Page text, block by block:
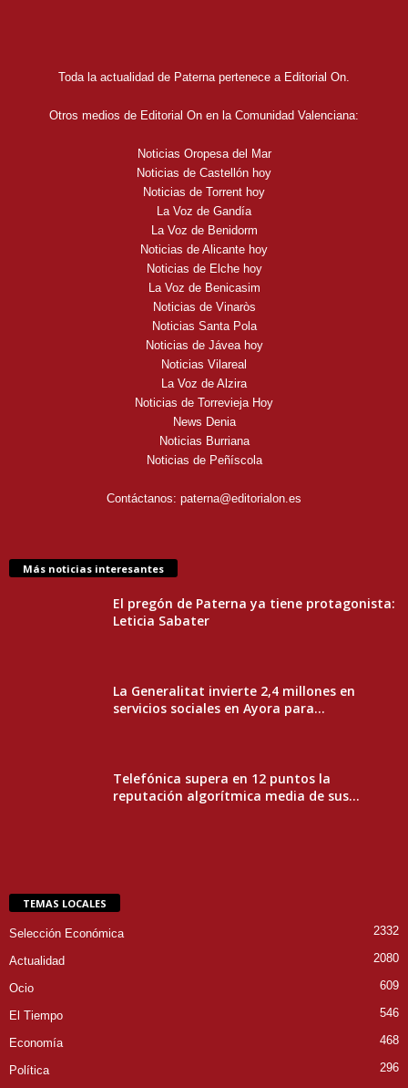
Toda la actualidad de Paterna pertenece a Editorial On.
Otros medios de Editorial On en la Comunidad Valenciana:
Noticias Oropesa del Mar
Noticias de Castellón hoy
Noticias de Torrent hoy
La Voz de Gandía
La Voz de Benidorm
Noticias de Alicante hoy
Noticias de Elche hoy
La Voz de Benicasim
Noticias de Vinaròs
Noticias Santa Pola
Noticias de Jávea hoy
Noticias Vilareal
La Voz de Alzira
Noticias de Torrevieja Hoy
News Denia
Noticias Burriana
Noticias de Peñíscola
Contáctanos: paterna@editorialon.es
Más noticias interesantes
El pregón de Paterna ya tiene protagonista:
Leticia Sabater
La Generalitat invierte 2,4 millones en
servicios sociales en Ayora para...
Telefónica supera en 12 puntos la
reputación algorítmica media de sus...
TEMAS LOCALES
Selección Económica 2332
Actualidad 2080
Ocio 609
El Tiempo 546
Economía 468
Política 296